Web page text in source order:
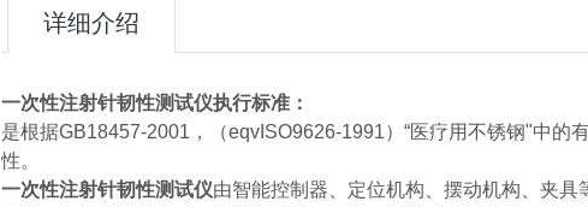
详细介绍
一次性注射针韧性测试仪执行标准：
是根据GB18457-2001，（eqvISO9626-1991）“医疗用不锈钢"中的
性。
一次性注射针韧性测试仪由智能控制器、定位机构、摆动机构、夹